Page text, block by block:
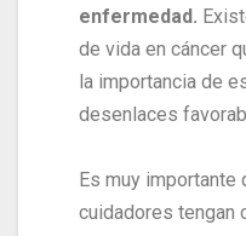
enfermedad.
de vida en cáncer
la importancia de
desenlaces
Es muy importante
cuidadores tengan